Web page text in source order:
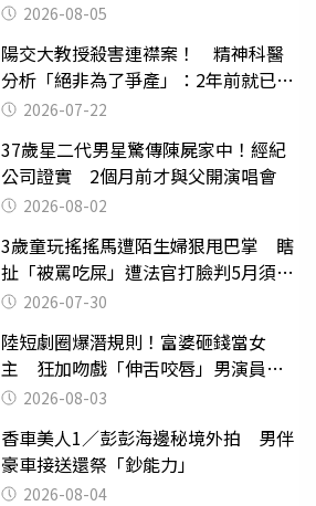
2026-08-05
陽交大教授殺害連襟案！ 精神科醫
分析「絕非為了爭產」：2年前就已言
行詭異
2026-07-22
37歲星二代男星驚傳陳屍家中！經紀
公司證實 2個月前才與父開演唱會
2026-08-02
3歲童玩搖搖馬遭陌生婦狠甩巴掌 瞎
扯「被罵吃屎」遭法官打臉判5月須入
監 2026-07-30
陸短劇圈爆潛規則！富婆砸錢當女
主 狂加吻戲「伸舌咬唇」男演員崩
潰 2026-08-03
香車美人1／彭彭海邊秘境外拍 男伴
豪車接送還祭「鈔能力」
2026-08-04